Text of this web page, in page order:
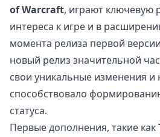
of Warcraft, играют ключевую
интереса к игре и в
момента релиза первой
новый релиз значительной
свои уникальные изменения и
способствовало
статуса.
Первые дополнения, такие как